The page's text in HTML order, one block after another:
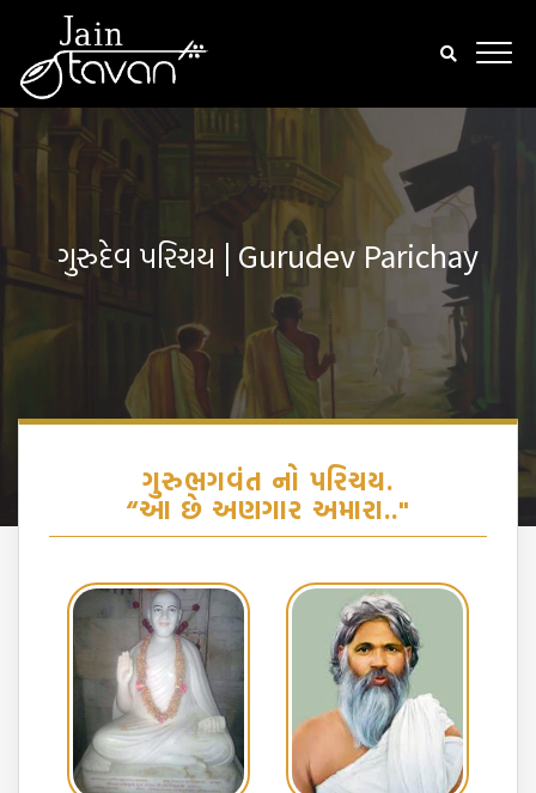
ગુરુદેવ પરિચય | Gurudev Parichay
ગુરુભગવંત નો પરિચય.
“આ છે અણગાર અમારા.."